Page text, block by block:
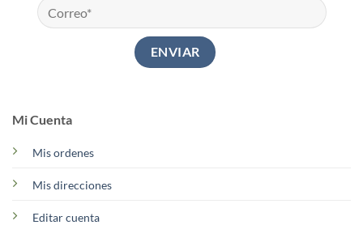
Mi Cuenta
Mis ordenes
Mis direcciones
Editar cuenta